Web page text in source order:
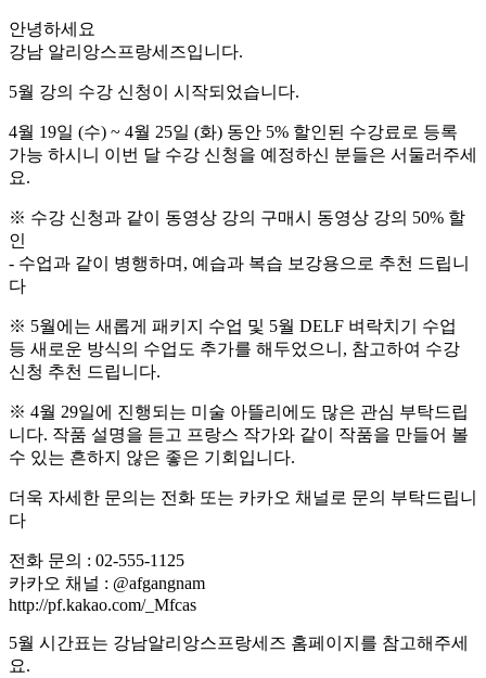
안녕하세요
강남 알리앙스프랑세즈입니다.
5월 강의 수강 신청이 시작되었습니다.
4월 19일 (수) ~ 4월 25일 (화) 동안 5% 할인된 수강료로 등록
가능 하시니 이번 달 수강 신청을 예정하신 분들은 서둘러주세
요.
※ 수강 신청과 같이 동영상 강의 구매시 동영상 강의 50% 할
인
- 수업과 같이 병행하며, 예습과 복습 보강용으로 추천 드립니
다
※ 5월에는 새롭게 패키지 수업 및 5월 DELF 벼락치기 수업
등 새로운 방식의 수업도 추가를 해두었으니, 참고하여 수강
신청 추천 드립니다.
※ 4월 29일에 진행되는 미술 아뜰리에도 많은 관심 부탁드립
니다. 작품 설명을 듣고 프랑스 작가와 같이 작품을 만들어 볼
수 있는 흔하지 않은 좋은 기회입니다.
더욱 자세한 문의는 전화 또는 카카오 채널로 문의 부탁드립니
다
전화 문의 : 02-555-1125
카카오 채널 : @afgangnam
http://pf.kakao.com/_Mfcas
5월 시간표는 강남알리앙스프랑세즈 홈페이지를 참고해주세
요.